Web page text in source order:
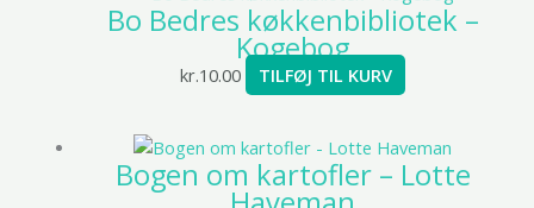
Bo Bedres køkkenbibliotek –
Kogebog
kr.10.00 TILFØJ TIL KURV
Bogen om kartofler – Lotte